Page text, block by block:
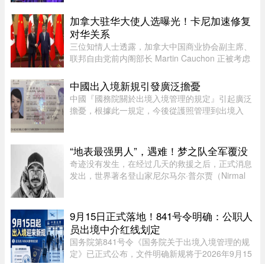
门用的腰包，结果在 ÎleSoniq 开幕前几天还得折腾
着重新买一个，太 ...
加拿大驻华大使人选曝光！卡尼加速修复
对华关系
三位知情人士透露，加拿大中国商业协会副主席、
联邦自由党前内阁部长 Martin Cauchon 正被考虑
力修复受损的外交和经济关系。Martin Cauchon
曾在让·克雷蒂安政府任司 ...
中國出入境新規引發廣泛擔憂
中國『國務院關於出境入境管理的規定』引起廣泛
擔憂，根據此一規定，今後從護照管理到出境入
“地表最强男人”，遇难！梦之队全军覆没
奇迹没有发生，在经过几天的救援之后，正式消息
发出，世界著名登山家尼尔马尔·普尔贾（Nirmal
月2日，巴基斯坦阿尔卑斯俱 ...
9月15日正式落地！841号令明确：公职人
员出境中介红线划定
国务院第841号令《国务院关于出境入境管理的规
定》已正式公布，文件明确新规将于2026年9月15